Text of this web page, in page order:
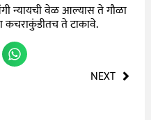
न्यायची वेळ आल्यास ते गौळा
कचराकुंडीतच ते टाकावे.
NEXT